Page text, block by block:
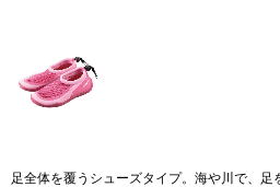
足全体を覆うシューズタイプ。海や川で、足